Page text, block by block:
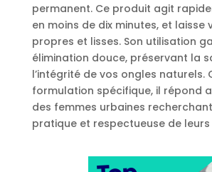
permanent. Ce produit agit
en moins de dix minutes, et laisse
propres et lisses. Son utilisation
élimination douce, préservant la
l’intégrité de vos ongles naturels.
formulation spécifique, il répond
des femmes urbaines
pratique et respectueuse de leurs